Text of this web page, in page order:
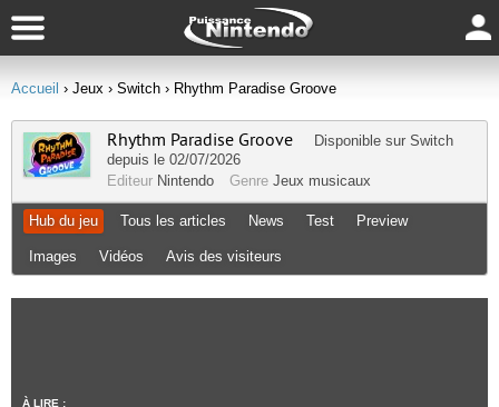
Accueil › Jeux › Switch › Rhythm Paradise Groove
Rhythm Paradise Groove Disponible sur Switch
depuis le 02/07/2026
Editeur Nintendo Genre Jeux musicaux
Hub du jeu Tous les articles News Test Preview
Images Vidéos Avis des visiteurs
À LIRE :